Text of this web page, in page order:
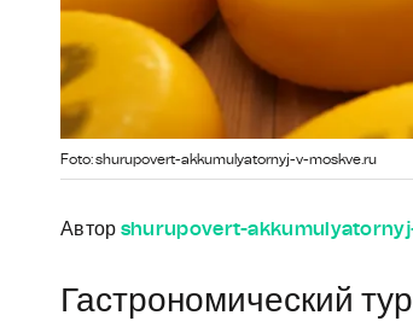
Foto: shurupovert-akkumulyatornyj-v-moskve.ru
Автор shurupovert-
Гастрономический